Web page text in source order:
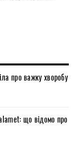
про важку хворобу
що відомо про